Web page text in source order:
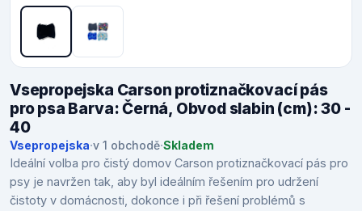
Vsepropejska Carson protiznačkovací pás
pro psa Barva: Černá, Obvod slabin (cm): 30 -
40
Vsepropejska·v 1 obchodě·Skladem
Ideální volba pro čistý domov Carson protiznačkovací pás pro
psy je navržen tak, aby byl ideálním řešením pro udržení
čistoty v domácnosti, dokonce i při řešení problémů s